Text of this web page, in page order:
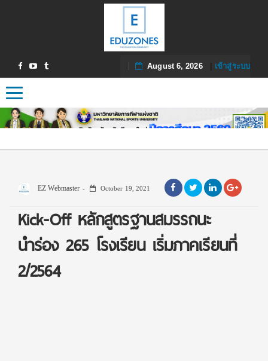
August 6, 2026| เข้าสู่ระบบ
Toggle navigation
EZ Webmaster October 19, 2021
Kick-Off หลักสูตรฐานสมรรถนะ
นำร่อง 265 โรงเรียน เริ่มภาคเรียนที่
2/2564